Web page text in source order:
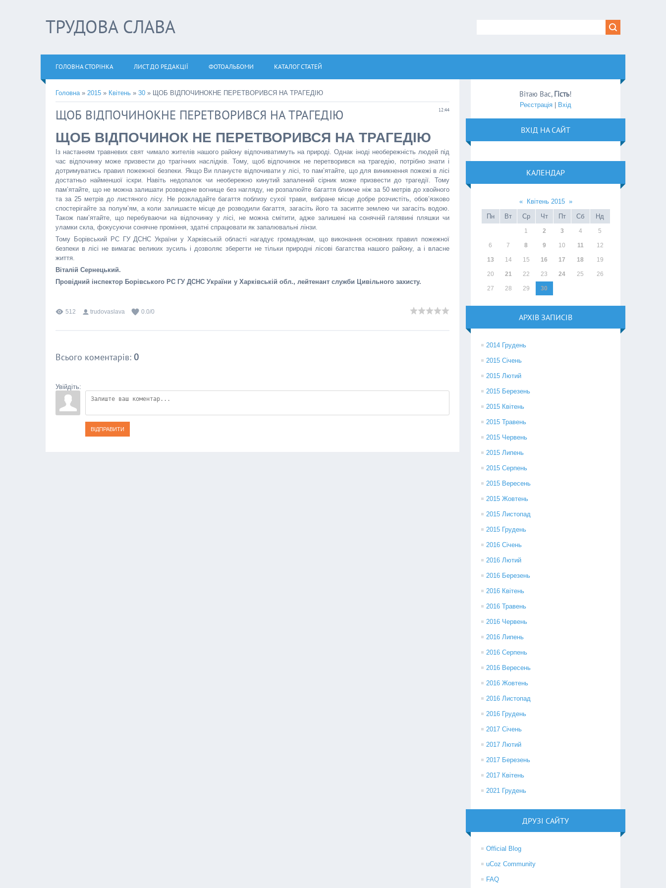
ТРУДОВА СЛАВА
ГОЛОВНА СТОРІНКА ЛИСТ ДО РЕДАКЦІЇ ФОТОАЛЬБОМИ КАТАЛОГ СТАТЕЙ
Головна» 2015 » Квітень » 30 » ЩОБ ВІДПОЧИНОКНЕ ПЕРЕТВОРИВСЯ НА ТРАГЕДІЮ
12:44
ЩОБ ВІДПОЧИНОКНЕ ПЕРЕТВОРИВСЯ НА ТРАГЕДІЮ
ЩОБ ВІДПОЧИНОК НЕ ПЕРЕТВОРИВСЯ НА ТРАГЕДІЮ
Із настанням травневих свят чимало жителів нашого району відпочиватимуть на природі. Однак іноді необережність людей під
час відпочинку може призвести до трагічних наслідків. Тому, щоб відпочинок не перетворився на трагедію, потрібно знати і
дотримуватись правил пожежної безпеки. Якщо Ви плануєте відпочивати у лісі, то пам’ятайте, що для виникнення пожежі в лісі
достатньо найменшої іскри. Навіть недопалок чи необережно кинутий запалений сірник може призвести до трагедії. Тому
пам’ятайте, що не можна залишати розведене вогнище без нагляду, не розпалюйте багаття ближче ніж за 50 метрів до хвойного
та за 25 метрів до листяного лісу. Не розкладайте багаття поблизу сухої трави, вибране місце добре розчистіть, обов’язково
спостерігайте за полум’ям, а коли залишаєте місце де розводили багаття, загасіть його та засипте землею чи загасіть водою.
Також пам’ятайте, що перебуваючи на відпочинку у лісі, не можна смітити, адже залишені на сонячній галявині пляшки чи
уламки скла, фокусуючи сонячне проміння, здатні спрацювати як запалювальні лінзи.
Тому Борівський РС ГУ ДСНС України у Харківській області нагадує громадянам, що виконання основних правил пожежної
безпеки в лісі не вимагає великих зусиль і дозволяє зберегти не тільки природні лісові багатства нашого району, а і власне
життя.
Віталій Сернецький.
Провідний інспектор Борівського РС ГУ ДСНС України у Харківській обл., лейтенант служби Цивільного захисту.
512 trudovaslava 0.0/0
Всього коментарів: 0
Увійдіть:
ВІДПРАВИТИ
Вітаю Вас, Гість!
Реєстрація Вхід
ВХІД НА САЙТ
КАЛЕНДАР
« Квітень 2015 »
Пн
Вт Ср Чт Пт Сб Нд
1 2 3 4 5
6 7 8 9 10 11 12
13 14 15 16 17 18 19
20 21 22 23 24 25 26
27 28 29 30
АРХІВ ЗАПИСІВ
2014 Грудень
2015 Січень
2015 Лютий
2015 Березень
2015 Квітень
2015 Травень
2015 Червень
2015 Липень
2015 Серпень
2015 Вересень
2015 Жовтень
2015 Листопад
2015 Грудень
2016 Січень
2016 Лютий
2016 Березень
2016 Квітень
2016 Травень
2016 Червень
2016 Липень
2016 Серпень
2016 Вересень
2016 Жовтень
2016 Листопад
2016 Грудень
2017 Січень
2017 Лютий
2017 Березень
2017 Квітень
2021 Грудень
ДРУЗІ САЙТУ
Official Blog
uCoz Community
FAQ